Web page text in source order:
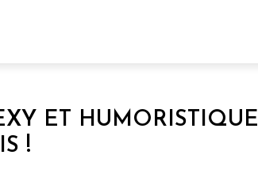
ET HUMORISTIQUE
!